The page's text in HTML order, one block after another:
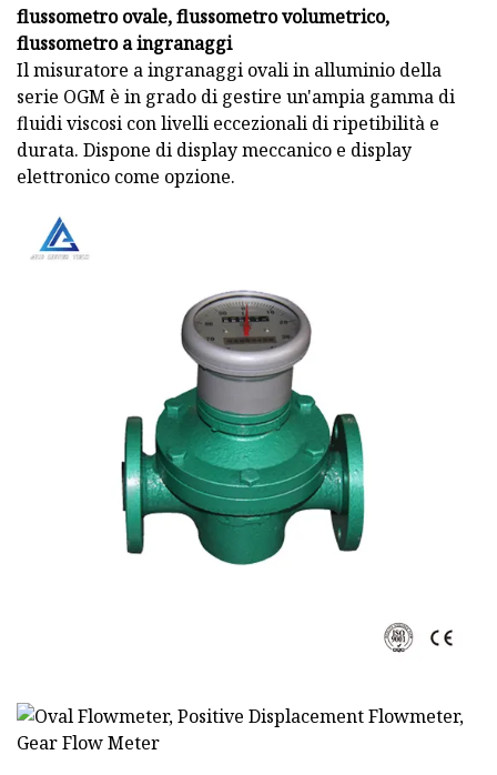
flussometro ovale, flussometro volumetrico,
flussometro a ingranaggi
Il misuratore a ingranaggi ovali in alluminio della
serie OGM è in grado di gestire un'ampia gamma di
fluidi viscosi con livelli eccezionali di ripetibilità e
durata. Dispone di display meccanico e display
elettronico come opzione.